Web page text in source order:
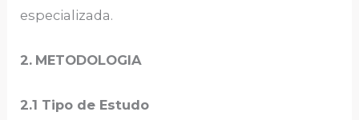
especializada.
2. METODOLOGIA
2.1 Tipo de Estudo